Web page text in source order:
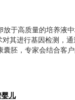
于高质量的培养液
其进行基因检测，
胚，专家会结合客
婴儿